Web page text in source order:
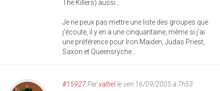
The Killers) aussi...
Je ne peux pas mettre une liste des groupes que
j'écoute, il y en a une cinquantaine, même si j'ai
une préférence pour Iron Maiden, Judas Priest,
Saxon et Queensrÿche...
#15927Parvaltielle ven 16/09/2005 à 7h53